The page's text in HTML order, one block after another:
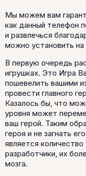
Мы можем вам
как данный телефон
и развлечься
можно установить
В первую очередь
игрушках. Это Игра
пошевелить вашими
провести главного
Казалось бы, что
уровня может
ваш герой. Таким
героя и не загнать
является
разработчики, их
мозга.